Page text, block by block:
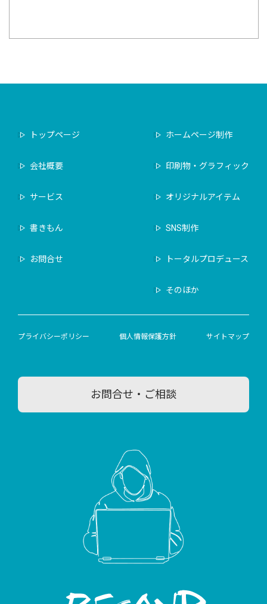
トップページ
会社概要
サービス
書きもん
お問合せ
ホームページ制作
印刷物・グラフィック
オリジナルアイテム
SNS制作
トータルプロデュース
そのほか
プライバシーポリシー 個人情報保護方針 サイトマップ
お問合せ・ご相談